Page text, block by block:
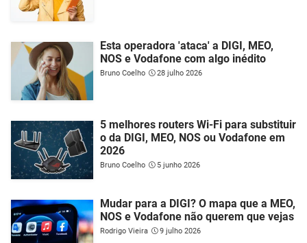
Esta operadora 'ataca' a DIGI, MEO,
NOS e Vodafone com algo inédito
Bruno Coelho 28 julho 2026
5 melhores routers Wi-Fi para substituir
o da DIGI, MEO, NOS ou Vodafone em
2026
Bruno Coelho 5 junho 2026
Mudar para a DIGI? O mapa que a MEO,
NOS e Vodafone não querem que vejas
Rodrigo Vieira 9 julho 2026